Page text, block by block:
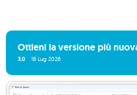
Ottieni la versione più
3.0 18 Lug 2026